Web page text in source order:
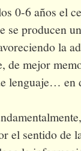
0-6 años el
se producen
la
de mejor
lenguaje… en
el sentido de